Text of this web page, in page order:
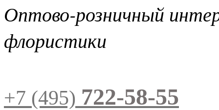
Оптово-розничный
флористики
+7 (495) 722-58-55